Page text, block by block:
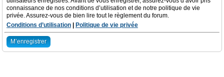
connaissance de nos conditions d’utilisation et de notre politique de vie
privée. Assurez-vous de bien lire tout le règlement du forum.
Conditions d’utilisation
Politique de vie privée
M’enregistrer